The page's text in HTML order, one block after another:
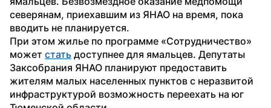
северянам, приехавшим из ЯНАО на время, пока
вводить не планируется.
При этом жилье по программе «Сотрудничество»
может стать доступнее для ямальцев. Депутаты
Заксобрания ЯНАО планируют предоставить
жителям малых населенных пунктов с неразвитой
инфраструктурой возможность переехать на юг